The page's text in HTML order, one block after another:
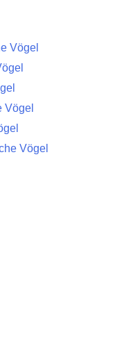
Vögel
Vögel
Vögel